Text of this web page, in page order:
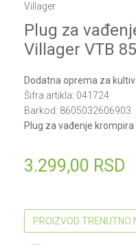
Villager
Plug za
Villager VTB
Dodatna oprema za
Šifra artikla: 041724
Barkod: 8605032606903
Plug za vađenje
3.299,00 RSD
PROIZVOD TRENUTNO